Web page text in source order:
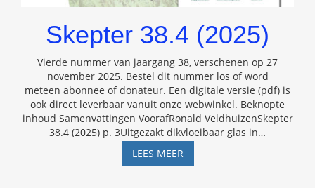
Skepter 38.4 (2025)
Vierde nummer van jaargang 38, verschenen op 27
november 2025. Bestel dit nummer los of word
meteen abonnee of donateur. Een digitale versie (pdf) is
ook direct leverbaar vanuit onze webwinkel. Beknopte
inhoud Samenvattingen VoorafRonald VeldhuizenSkepter
38.4 (2025) p. 3Uitgezakt dikvloeibaar glas in…
LEES MEERSKEPTER
38.4
(2025)